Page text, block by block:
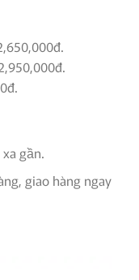
gần.
giao hàng ngay